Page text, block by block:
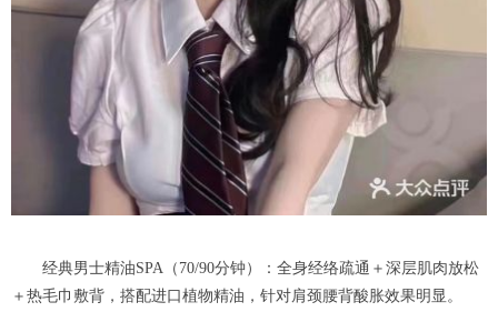
经典男士精油SPA（70/90分钟）：全身经络疏通＋深层肌肉放松
＋热毛巾敷背，搭配进口植物精油，针对肩颈腰背酸胀效果明显。